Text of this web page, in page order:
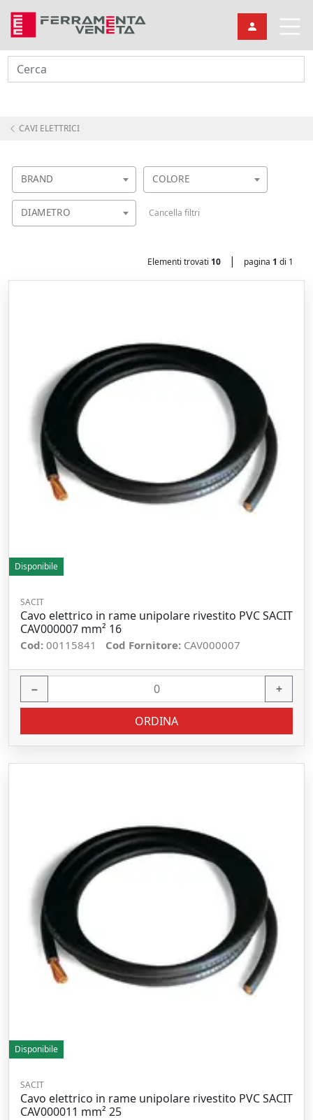
Cerca
CAVI ELETTRICI
BRAND COLORE
DIAMETRO Cancella filtri
Elementi trovati 10 | pagina 1 di 1
Disponibile
SACIT
Cavo elettrico in rame unipolare rivestito PVC SACIT
CAV000007 mm² 16
Cod: 00115841 Cod Fornitore: CAV000007
− +
ORDINA
Disponibile
SACIT
Cavo elettrico in rame unipolare rivestito PVC SACIT
CAV000011 mm² 25